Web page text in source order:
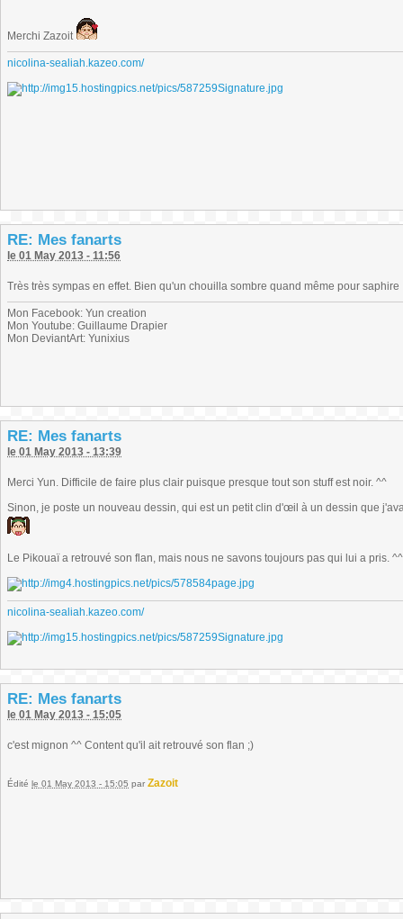
Merchi Zazoit
nicolina-sealiah.kazeo.com/
RE: Mes fanarts
le 01 May 2013 - 11:56
Très très sympas en effet. Bien qu'un chouilla sombre quand même pour saphire
Mon Facebook: Yun creation
Mon Youtube: Guillaume Drapier
Mon DeviantArt: Yunixius
RE: Mes fanarts
le 01 May 2013 - 13:39
Merci Yun. Difficile de faire plus clair puisque presque tout son stuff est noir. ^^
Sinon, je poste un nouveau dessin, qui est un petit clin d'œil à un dessin que
Le Pikouaï a retrouvé son flan, mais nous ne savons toujours pas qui lui a pris.
nicolina-sealiah.kazeo.com/
RE: Mes fanarts
le 01 May 2013 - 15:05
c'est mignon ^^ Content qu'il ait retrouvé son flan ;)
Édité le 01 May 2013 - 15:05 par Zazoit